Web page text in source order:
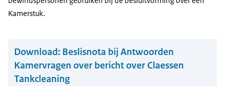
Kamerstuk.
Download: Beslisnota bij Antwoorden
Kamervragen over bericht over Claessen
Tankcleaning